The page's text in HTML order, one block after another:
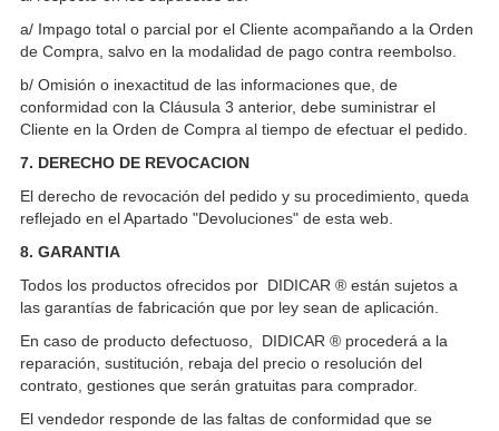
a/ Impago total o parcial por el Cliente acompañando a la Orden
de Compra, salvo en la modalidad de pago contra reembolso.
b/ Omisión o inexactitud de las informaciones que, de
conformidad con la Cláusula 3 anterior, debe suministrar el
Cliente en la Orden de Compra al tiempo de efectuar el pedido.
7. DERECHO DE REVOCACION
El derecho de revocación del pedido y su procedimiento, queda
reflejado en el Apartado "Devoluciones" de esta web.
8. GARANTIA
Todos los productos ofrecidos por DIDICAR ® están sujetos a
las garantías de fabricación que por ley sean de aplicación.
En caso de producto defectuoso, DIDICAR ® procederá a la
reparación, sustitución, rebaja del precio o resolución del
contrato, gestiones que serán gratuitas para comprador.
El vendedor responde de las faltas de conformidad que se